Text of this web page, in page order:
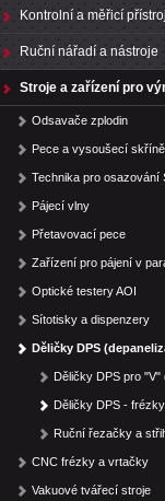
Kontrolní a měřicí
Ruční nářadí a nástroje
Stroje a zařízení pro
Odsavače zplodin
Pece a vysoušecí skříně
Technika pro osazování
Pájecí vlny
Přetavovací pece
Zařízení pro pájení v
Optické testery AOI
Sítotisky a dispenzery
Děličky DPS
Děličky DPS pro "V"
Děličky DPS - frézky
Ruční řezačky a
CNC frézky a vrtačky
Vakuové tvářecí stroje